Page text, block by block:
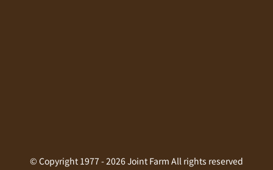
© Copyright 1977 -2026 Joint Farm All rights reserved